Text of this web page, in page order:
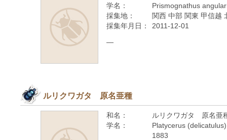
学名：
Prismognathus
採集地：
関西 中部 関東 甲信越
採集年月日：
2011-12-01
—
ルリクワガタ 原名亜種
和名：
ルリクワガタ 原名亜
学名：
Platycerus
1883